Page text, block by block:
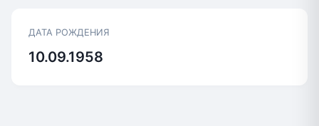
ДАТА РОЖДЕНИЯ
10.09.1958